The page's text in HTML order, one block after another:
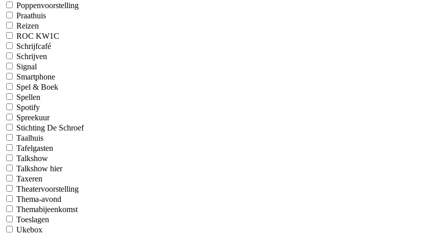
Poppenvoorstelling
Praathuis
Reizen
ROC KW1C
Schrijfcafé
Schrijven
Signal
Smartphone
Spel & Boek
Spellen
Spotify
Spreekuur
Stichting De Schroef
Taalhuis
Tafelgasten
Talkshow
Talkshow hier
Taxeren
Theatervoorstelling
Thema-avond
Themabijeenkomst
Toeslagen
Ukebox